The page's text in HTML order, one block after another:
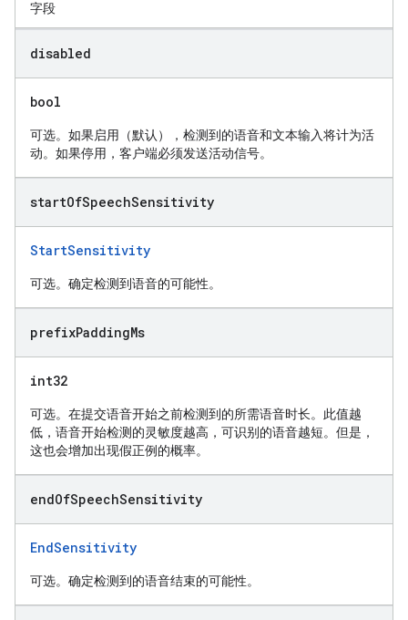
字段
disabled
bool
可选。如果启用（默认），检测到的语音和文本输入将计为活
动。如果停用，客户端必须发送活动信号。
startOfSpeechSensitivity
StartSensitivity
可选。确定检测到语音的可能性。
prefixPaddingMs
int32
可选。在提交语音开始之前检测到的所需语音时长。此值越
低，语音开始检测的灵敏度越高，可识别的语音越短。但是，
这也会增加出现假正例的概率。
endOfSpeechSensitivity
EndSensitivity
可选。确定检测到的语音结束的可能性。